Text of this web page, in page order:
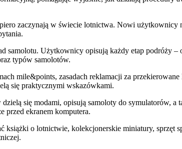
zaczynają w świecie lotnictwa. Nowi użytkownicy
samolotu. Użytkownicy opisują każdy etap podróży
typów samolotów.
mile&points, zasadach reklamacji za przekierowane
się praktycznymi wskazówkami.
się modami, opisują samoloty do symulatorów,
przed ekranem komputera.
o lotnictwie, kolekcjonerskie miniatury, sprzęt